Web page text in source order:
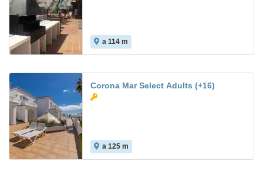
a 114 m
Corona Mar Select Adults (+16)
a 125 m